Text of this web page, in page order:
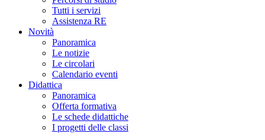
Tutti i servizi
Assistenza RE
Novità
Panoramica
Le notizie
Le circolari
Calendario eventi
Didattica
Panoramica
Offerta formativa
Le schede didattiche
I progetti delle classi